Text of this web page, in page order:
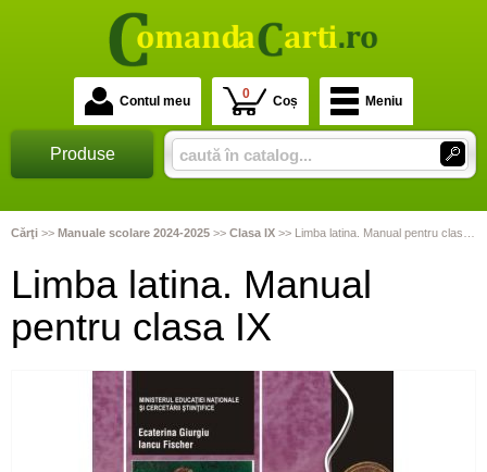
Contul meu 0 Coș Meniu
Produse
Cărţi >> Manuale scolare 2024-2025 >> Clasa IX >> Limba latina. Manual pentru clasa IX
Limba latina. Manual
pentru clasa IX